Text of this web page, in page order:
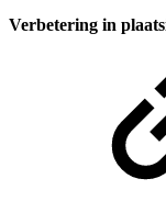
Verbetering in